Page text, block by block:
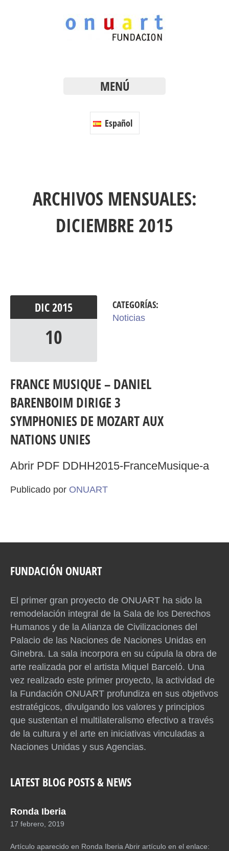
MENÚ
Español
ARCHIVOS MENSUALES:
DICIEMBRE 2015
DIC2015
10
CATEGORÍAS:
Noticias
FRANCE MUSIQUE – DANIEL
BARENBOIM DIRIGE 3
SYMPHONIES DE MOZART AUX
NATIONS UNIES
Abrir PDF DDHH2015-FranceMusique-a
Publicado por ONUART
FUNDACIÓN ONUART
El primer gran proyecto de ONUART ha sido la
remodelación integral de la Sala de los Derechos
Humanos y de la Alianza de Civilizaciones del
Palacio de las Naciones de Naciones Unidas en
Ginebra. La sala incorpora en su cúpula la obra de
arte realizada por el artista Miquel Barceló. Una
vez realizado este primer proyecto, la actividad de
la Fundación ONUART profundiza en sus objetivos
estratégicos, divulgando los valores y principios
que sustentan el multilateralismo efectivo a través
de la cultura y el arte en iniciativas vinculadas a
Naciones Unidas y sus Agencias.
LATEST BLOG POSTS & NEWS
Ronda Iberia
17 febrero, 2019
Artículo aparecido en Ronda Iberia Abrir artículo en el enlace: